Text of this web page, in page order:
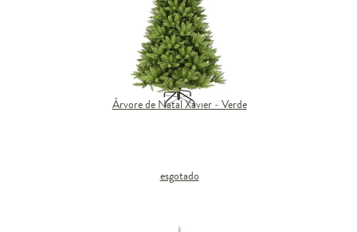
Árvore de Natal Xavier - Verde
esgotado